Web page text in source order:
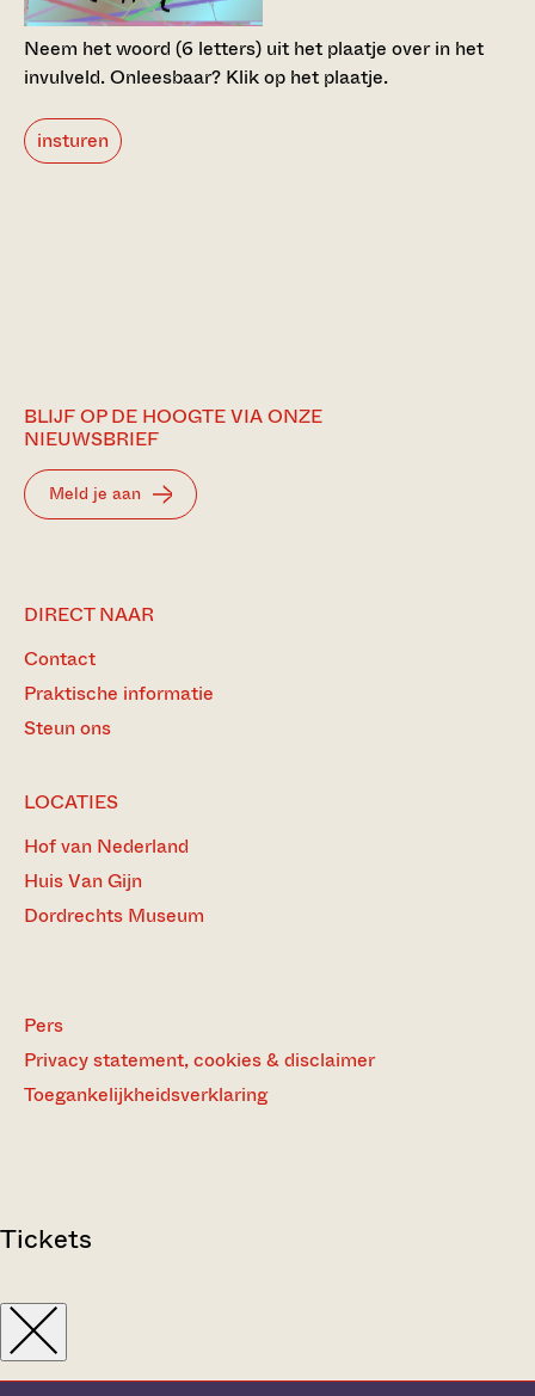
Neem het woord (6 letters) uit het plaatje over in het
invulveld.Onleesbaar? Klik op het plaatje.
insturen
BLIJF OP DE HOOGTE VIA ONZE
NIEUWSBRIEF
Meld je aan
DIRECT NAAR
Contact
Praktische informatie
Steun ons
LOCATIES
Hof van Nederland
Huis Van Gijn
Dordrechts Museum
Pers
Privacy statement, cookies & disclaimer
Toegankelijkheidsverklaring
Tickets